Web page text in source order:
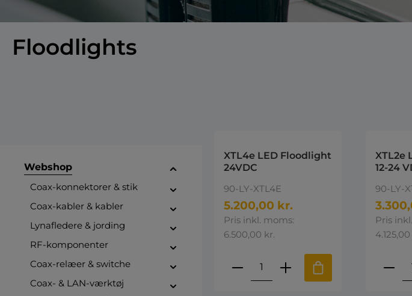
Floodlights
Webshop
Coax-konnektorer & stik
Coax-kabler & kabler
Lynafledere & jording
RF-komponenter
Coax-relæer & switche
Coax- & LAN-værktøj
XTL4e LED Floodlight
24VDC
90-LY-XTL4E
5.200,00 kr.
Pris inkl. moms:
6.500,00 kr.
Produktmængde:
XTL2e
12-24
90-LY-
Pris